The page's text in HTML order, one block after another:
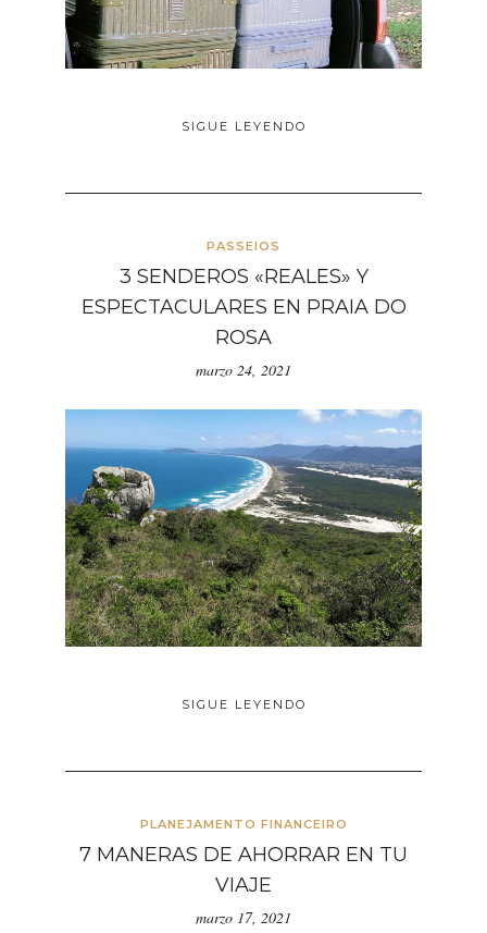
SIGUE LEYENDO
PASSEIOS
3 SENDEROS «REALES» Y
ESPECTACULARES EN PRAIA DO
ROSA
marzo 24, 2021
SIGUE LEYENDO
PLANEJAMENTO FINANCEIRO
7 MANERAS DE AHORRAR EN TU
VIAJE
marzo 17, 2021